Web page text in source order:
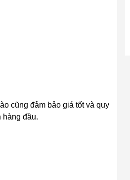
cũng đảm bảo giá tốt và quy
hàng đầu.